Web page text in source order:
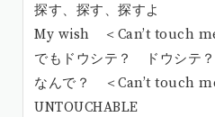
探す、探す、探すよ
My wish ＜Can’t touch
でもドウシテ？ ドウシテ
なんで？ ＜Can’t touch
UNTOUCHABLE